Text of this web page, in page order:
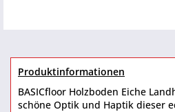
Produktinformationen
BASICfloor Holzboden Eiche
schöne Optik und Haptik dieser